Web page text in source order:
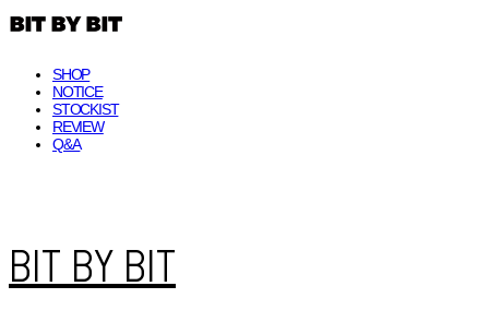
SHOP
NOTICE
STOCKIST
REVIEW
Q&A
BIT BY BIT